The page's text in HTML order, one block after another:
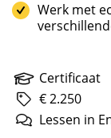
Werk met
Certificaat
€ 2.250
Lessen in